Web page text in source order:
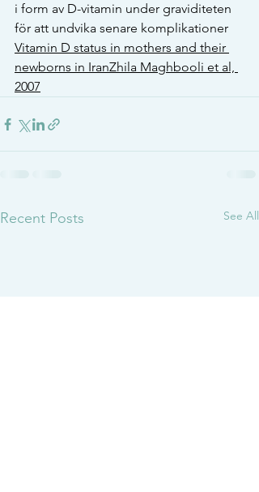
i form av D-vitamin under graviditeten
för att undvika senare komplikationer
Vitamin D status in mothers and their
newborns in IranZhila Maghbooli et al,
2007
Recent Posts See All